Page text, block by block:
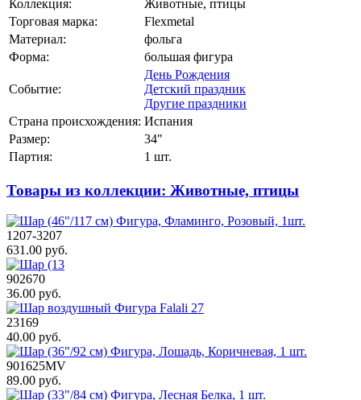
Коллекция:
Животные, птицы
Торговая марка:
Flexmetal
Материал:
фольга
Форма:
большая фигура
Событие:
День Рождения
Детский праздник
Другие праздники
Страна происхождения: Испания
Размер:
34"
Партия:
1 шт.
Товары из коллекции: Животные, птицы
1207-3207
631.00 руб.
902670
36.00 руб.
23169
40.00 руб.
901625MV
89.00 руб.